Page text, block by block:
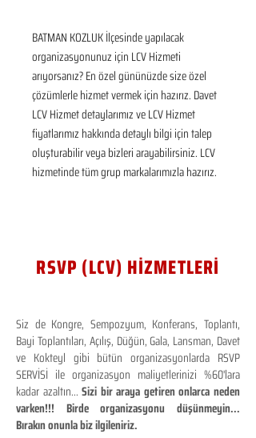
BATMAN KOZLUK İlçesinde yapılacak
organizasyonunuz için LCV Hizmeti
arıyorsanız? En özel gününüzde size özel
çözümlerle hizmet vermek için hazırız. Davet
LCV Hizmet detaylarımız ve LCV Hizmet
fiyatlarımız hakkında detaylı bilgi için talep
oluşturabilir veya bizleri arayabilirsiniz. LCV
hizmetinde tüm grup markalarımızla hazırız.
RSVP (LCV) HİZMETLERİ
Siz de Kongre, Sempozyum, Konferans, Toplantı,
Bayi Toplantıları, Açılış, Düğün, Gala, Lansman, Davet
ve Kokteyl gibi bütün organizasyonlarda RSVP
SERVİSİ ile organizasyon maliyetlerinizi %60'lara
kadar azaltın...Sizi bir araya getiren onlarca neden
varken!!! Birde organizasyonu düşünmeyin...
Bırakın onunla biz ilgileniriz.